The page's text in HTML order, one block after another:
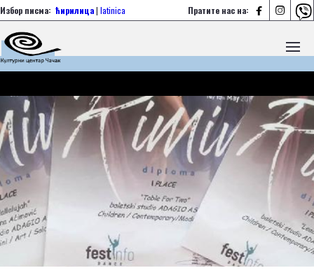
Пратите нас на:   
Избор писма: ћирилица| latinica